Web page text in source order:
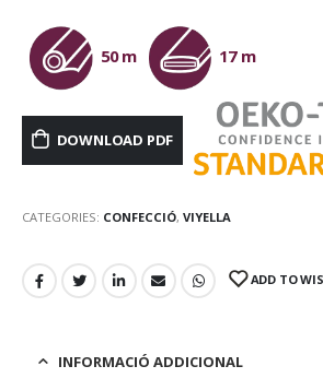
50 m 17 m
DOWNLOAD PDF
CATEGORIES: CONFECCIÓ, VIYELLA
ADD TO
INFORMACIÓ ADDICIONAL